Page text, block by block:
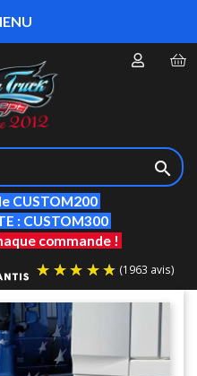

CUSTOM200
: CUSTOM300
commande !